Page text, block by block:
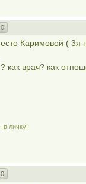
0
Каримовой (
врач? как
в личку!
0